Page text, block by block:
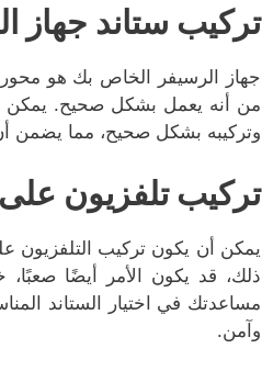
تركيب ستاند جهاز
جهاز الرسيفر الخاص بك هو
من أنه يعمل بشكل صحيح. يمكن
وتركيبه بشكل صحيح، مما يضمن
تركيب تلفزيون
يمكن أن يكون تركيب التلفزيون
ذلك، قد يكون الأمر أيضًا صعبًا،
مساعدتك في اختيار الستاند
وآمن.